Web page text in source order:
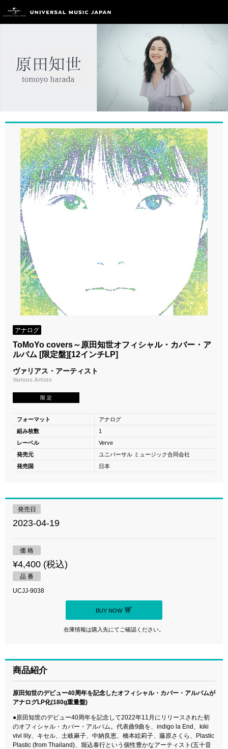
アナログ
ToMoYo covers～原田知世オフィシャル・カバー・ア
ルバム [限定盤][12インチLP]
ヴァリアス・アーティスト
Various Artists
限 定
フォーマット
アナログ
組み枚数
1
レーベル
Verve
発売元
ユニバーサル ミュージック合同会社
発売国
日本
発売日
2023-04-19
価 格
¥4,400 (税込)
品 番
UCJJ-9038
BUY NOW
在庫情報は購入先にてご確認ください。
商品紹介
原田知世のデビュー40周年を記念したオフィシャル・カバー・アルバムが
アナログLP化(180g重量盤)
●原田知世のデビュー40周年を記念して2022年11月にリリースされた初
のオフィシャル・カバー・アルバム。代表曲9曲を、indigo la End、kiki
vivi lily、キセル、土岐麻子、中納良恵、橋本絵莉子、藤原さくら、Plastic
Plastic (from Thailand)、堀込泰行という個性豊かなアーティスト(五十音